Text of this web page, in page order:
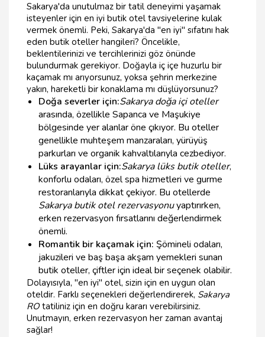
Sakarya'da unutulmaz bir tatil deneyimi yaşamak
isteyenler için en iyi butik otel tavsiyelerine kulak
vermek önemli. Peki, Sakarya'da "en iyi" sıfatını hak
eden butik oteller hangileri? Öncelikle,
beklentilerinizi ve tercihlerinizi göz önünde
bulundurmak gerekiyor. Doğayla iç içe huzurlu bir
kaçamak mı arıyorsunuz, yoksa şehrin merkezine
yakın, hareketli bir konaklama mı düşlüyorsunuz?
Doğa severler için:Sakarya doğa içi oteller
arasında, özellikle Sapanca ve Maşukiye
bölgesinde yer alanlar öne çıkıyor. Bu oteller
genellikle muhteşem manzaraları, yürüyüş
parkurları ve organik kahvaltılarıyla cezbediyor.
Lüks arayanlar için:Sakarya lüks butik oteller,
konforlu odaları, özel spa hizmetleri ve gurme
restoranlarıyla dikkat çekiyor. Bu otellerde
Sakarya butik otel rezervasyonuyaptırırken,
erken rezervasyon fırsatlarını değerlendirmek
önemli.
Romantik bir kaçamak için: Şömineli odaları,
jakuzileri ve baş başa akşam yemekleri sunan
butik oteller, çiftler için ideal bir seçenek olabilir.
Dolayısıyla, "en iyi" otel, sizin için en uygun olan
oteldir. Farklı seçenekleri değerlendirerek, Sakarya
ROtatiliniz için en doğru kararı verebilirsiniz.
Unutmayın, erken rezervasyon her zaman avantaj
sağlar!